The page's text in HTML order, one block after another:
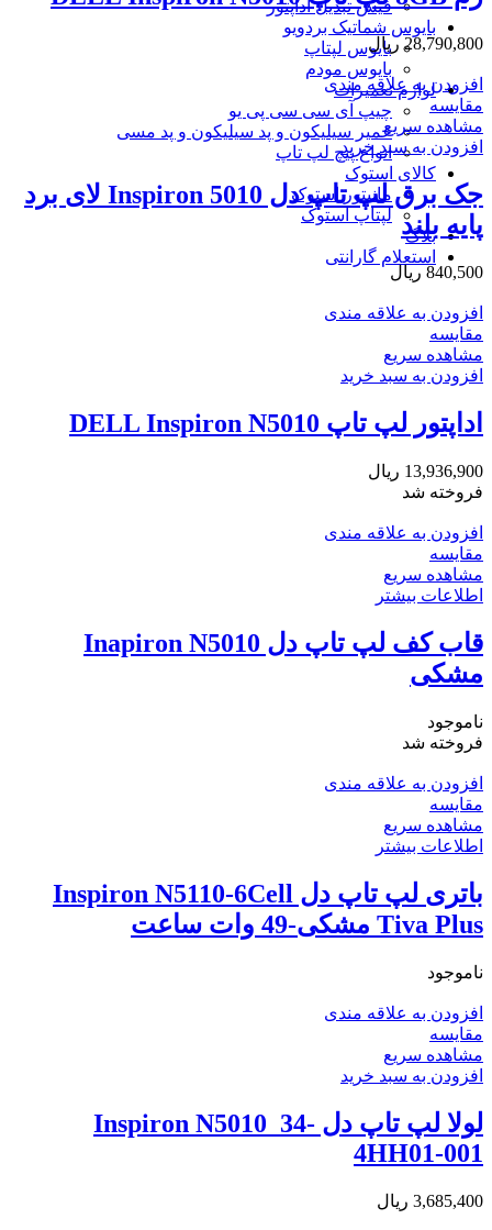
فیش تبدیل آداپتور
بایوس شماتیک بردویو
بایوس لپتاپ
بایوس مودم
لوازم تعمیرات
چیپ آی سی سی پی یو
خمیر سیلیکون و پد سیلیکون و پد مسی
انواع پیچ لپ تاپ
کالای استوک
مانیتور استوک
لپتاپ استوک
بلاگ
استعلام گارانتی
28,790,800 ریال
افزودن به علاقه مندی
مقایسه
مشاهده سریع
افزودن به سبد خرید
جک برق لپ تاپ دل Inspiron 5010 لای برد
پایه بلند
840,500 ریال
افزودن به علاقه مندی
مقایسه
مشاهده سریع
افزودن به سبد خرید
اداپتور لپ تاپ DELL Inspiron N5010
13,936,900 ریال
فروخته شد
افزودن به علاقه مندی
مقایسه
مشاهده سریع
اطلاعات بیشتر
قاب کف لپ تاپ دل Inapiron N5010
مشکی
ناموجود
فروخته شد
افزودن به علاقه مندی
مقایسه
مشاهده سریع
اطلاعات بیشتر
باتری لپ تاپ دل Inspiron N5110-6Cell
Tiva Plus مشکی-49 وات ساعت
ناموجود
افزودن به علاقه مندی
مقایسه
مشاهده سریع
افزودن به سبد خرید
لولا لپ تاپ دل Inspiron N5010_34-
4HH01-001
3,685,400 ریال